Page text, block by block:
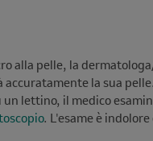
alla pelle, la
la sua pelle.
lettino, il medico
. L'esame è indolore